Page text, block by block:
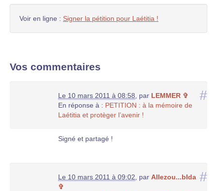
Voir en ligne : Signer la pétition pour Laétitia !
Vos commentaires
#
Le 10 mars 2011 à 08:58 par LEMMER ✞
En réponse à : PETITION : à la mémoire de
Laétitia et protèger l’avenir !
Signé et partagé !
#
Le 10 mars 2011 à 09:02 par Allezou...bIda
✞